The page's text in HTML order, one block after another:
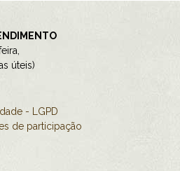
úteis)
- LGPD
de participação